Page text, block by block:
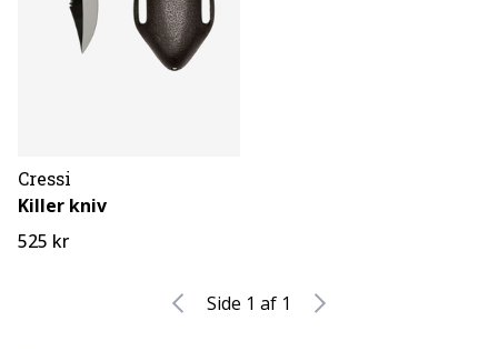
Cressi
Killer kniv
525 kr
Side 1 af 1